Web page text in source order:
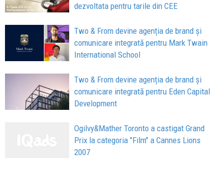
dezvoltata pentru tarile din CEE
Two & From devine agenția de brand și
comunicare integrată pentru Mark Twain
International School
Two & From devine agenția de brand și
comunicare integrată pentru Eden Capital
Development
Ogilvy&Mather Toronto a castigat Grand
Prix la categoria "Film" a Cannes Lions
2007